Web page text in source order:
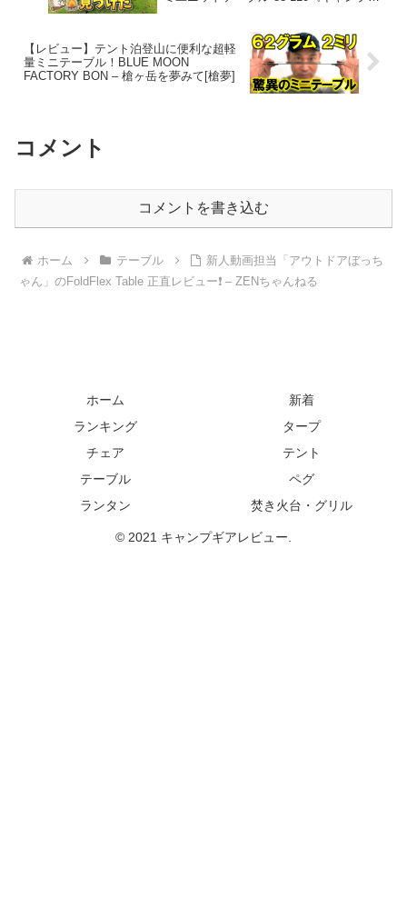
【レビュー】テント泊登山に便利な超軽
量ミニテーブル！BLUE MOON
FACTORY BON – 槍ヶ岳を夢みて[槍夢]
コメント
コメントを書き込む
ホーム テーブル
新人動画担当「アウトドアぼっち
ゃん」のFoldFlex Table 正直レビュー❗️ – ZENちゃんねる
ホーム
新着
ランキング
タープ
チェア
テント
テーブル
ペグ
ランタン
焚き火台・グリル
© 2021 キャンプギアレビュー.